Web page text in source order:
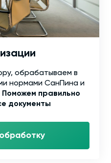
обрабатываем в
нормами СанПина и
Поможем правильно
документы